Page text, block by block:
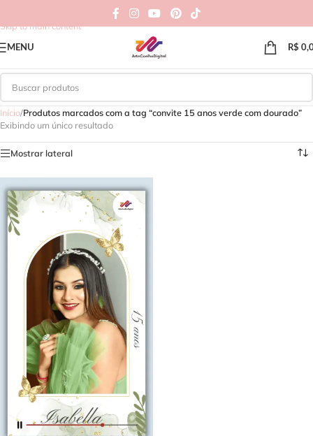
Skip to main content
MENU R$
Início/Produtos marcados com a tag “convite 15 anos verde com dourado”
Exibindo um único resultado
Mostrar lateral